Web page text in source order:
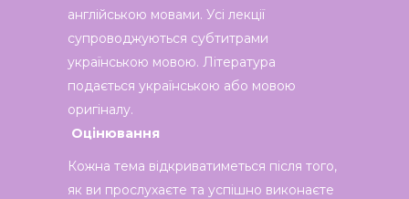
англійською мовами. Усі лекції
супроводжуються субтитрами
українською мовою. Література
подається українською або мовою
оригіналу.
Оцінювання
Кожна тема відкриватиметься після того,
як ви прослухаєте та успішно виконаєте